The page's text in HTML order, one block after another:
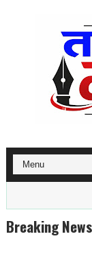
Breaking